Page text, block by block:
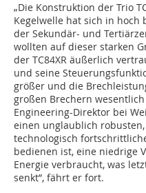
„Die Konstruktion der Trio
Kegelwelle hat sich in hoch
der Sekundär- und
wollten auf dieser starken
der TC84XR äußerlich
und seine
größer und die
großen Brechern
Engineering-Direktor bei
einen unglaublich
technologisch
bedienen ist, eine niedrige
Energie verbraucht, was
senkt”, fährt er fort.